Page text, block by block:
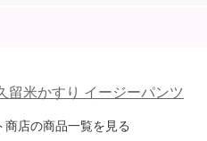
留米かすり イージーパンツ
店の商品一覧を見る